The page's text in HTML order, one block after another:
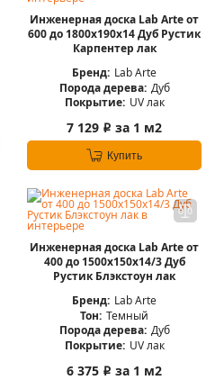
Инженерная доска Lab Arte от
600 до 1800х190х14 Дуб Рустик
Карпентер лак
Бренд: Lab Arte
Порода дерева: Дуб
Покрытие: UV лак
7 129 i за 1 м2
Купить
Инженерная доска Lab Arte от
400 до 1500х150х14/3 Дуб
Рустик Блэкстоун лак
Бренд: Lab Arte
Тон: Темный
Порода дерева: Дуб
Покрытие: UV лак
6 375 i за 1 м2